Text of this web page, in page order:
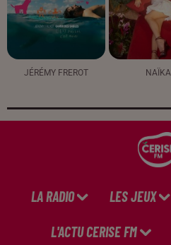
JÉRÉMY FREROT NAÏKA
LA RADIO LES JEUX
L'ACTU CERISE FM